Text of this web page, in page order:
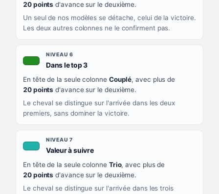
20 points d'avance sur le deuxième.
Un seul de nos modèles se détache, celui de la victoire.
Les deux autres colonnes ne le confirment pas.
NIVEAU 6
Dans le top 3, couleur verte
En tête de la seule colonne Couplé, avec plus de
20 points d'avance sur le deuxième.
Le cheval se distingue sur l'arrivée dans les deux
premiers, sans dominer la victoire.
NIVEAU 7
Valeur à suivre, couleur turquoise
En tête de la seule colonne Trio, avec plus de
20 points d'avance sur le deuxième.
Le cheval se distingue sur l'arrivée dans les trois